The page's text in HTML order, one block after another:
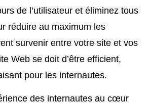
de l’utilisateur et éliminez tous
réduire au maximum les
survenir entre votre site et vos
Web se doit d’être efficient,
pour les internautes.
des internautes au cœur